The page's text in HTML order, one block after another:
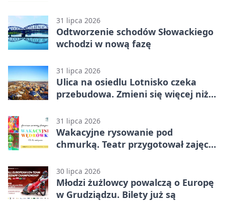
końcówce
31 lipca 2026
Odtworzenie schodów Słowackiego
wchodzi w nową fazę
31 lipca 2026
Ulica na osiedlu Lotnisko czeka
przebudowa. Zmieni się więcej niż
31 lipca 2026
Wakacyjne rysowanie pod
chmurką. Teatr przygotował zajęcia
30 lipca 2026
Młodzi żużlowcy powalczą o Europę
w Grudziądzu. Bilety już są